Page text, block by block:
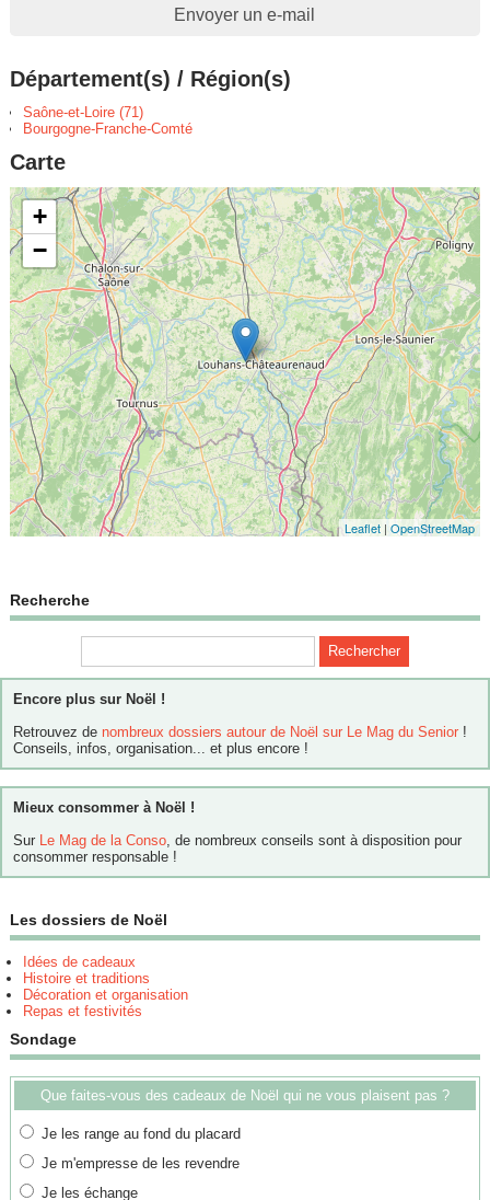
Envoyer un e-mail
Département(s) / Région(s)
Saône-et-Loire (71)
Bourgogne-Franche-Comté
Carte
+
−
Leaflet |OpenStreetMap
Recherche
Encore plus sur Noël !
Retrouvez de nombreux dossiers autour de Noël sur Le Mag du Senior !
Conseils, infos, organisation... et plus encore !
Mieux consommer à Noël !
Sur
Le Mag de la Conso , de nombreux conseils sont à disposition pour
consommer responsable !
Les dossiers de Noël
Idées de cadeaux
Histoire et traditions
Décoration et organisation
Repas et festivités
Sondage
Que faites-vous des cadeaux de Noël qui ne vous plaisent pas ?
Je les range au fond du placard
Je m'empresse de les revendre
Je les échange